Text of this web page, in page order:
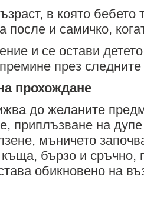
в която бебето
после и самичко,
и се остави
през
прохождане
до желаните
приплъзване на
мъничето
бързо и сръчно,
обикновено на